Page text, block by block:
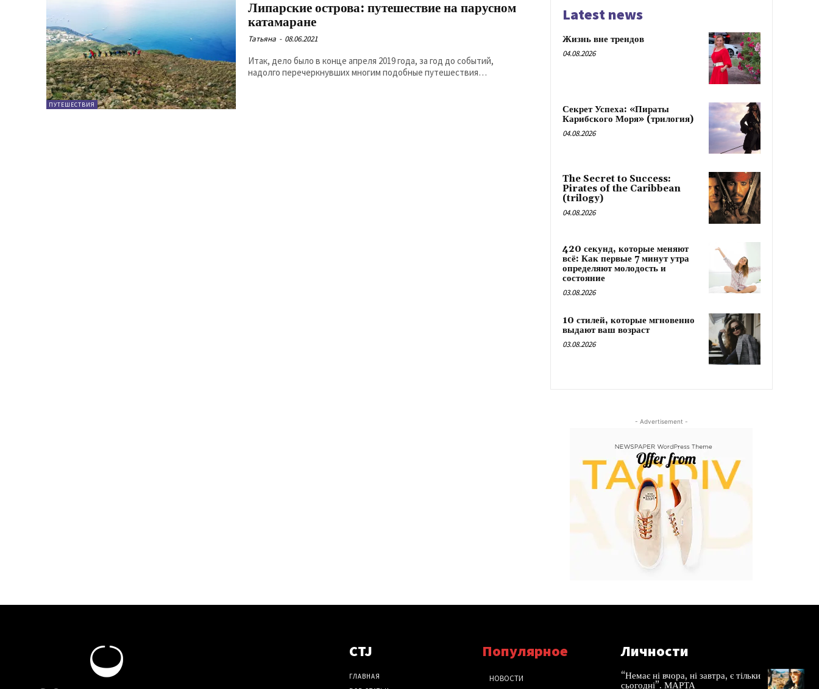
ПУТЕШЕСТВИЯ
Липарские острова: путешествие на парусном
катамаране
Татьяна - 08.06.2021
Итак, дело было в конце апреля 2019 года, за год до событий,
надолго перечеркнувших многим подобные путешествия…
Latest news
Жизнь вне трендов
04.08.2026
Секрет Успеха: «Пираты
Карибского Моря» (трилогия)
04.08.2026
The Secret to Success:
Pirates of the Caribbean
(trilogy)
04.08.2026
420 секунд, которые меняют
всё: Как первые 7 минут утра
определяют молодость и
состояние
03.08.2026
10 стилей, которые мгновенно
выдают ваш возраст
03.08.2026
- Advertisement -
CTJ
ГЛАВНАЯ
Популярное
НОВОСТИ
Личности
“Немає ні вчора, ні завтра, є тільки
сьогодні”. МАРТА